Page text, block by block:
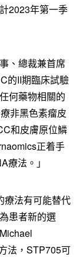
2023年第一季
、總裁兼首席
的II期臨床試驗
何藥物相關的
非黑色素瘤皮
和皮膚原位鱗
正着手
療法。」
療法有可能替代
患者新的選
法，STP705可